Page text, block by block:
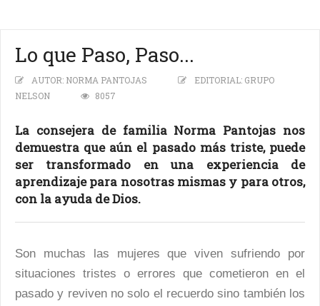
Lo que Paso, Paso...
AUTOR: NORMA PANTOJAS
EDITORIAL: GRUPO
NELSON
8057
La consejera de familia Norma Pantojas nos
demuestra que aún el pasado más triste, puede
ser transformado en una experiencia de
aprendizaje para nosotras mismas y para otros,
con la ayuda de Dios.
Son muchas las mujeres que viven sufriendo por
situaciones tristes o errores que cometieron en el
pasado y reviven no solo el recuerdo sino también los